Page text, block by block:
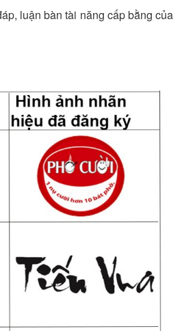
luận bàn tài năng cấp bằng của